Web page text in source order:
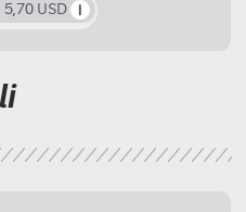
5,70 USD